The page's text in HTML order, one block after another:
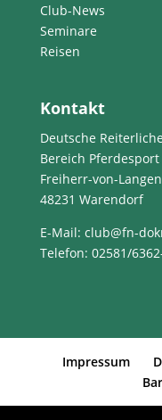
Club-News
Seminare
Reisen
Kontakt
Deutsche
Bereich
Freiherr-von-
48231 Warendorf
E-Mail: club@fn-
Telefon: 02581/
Impressum